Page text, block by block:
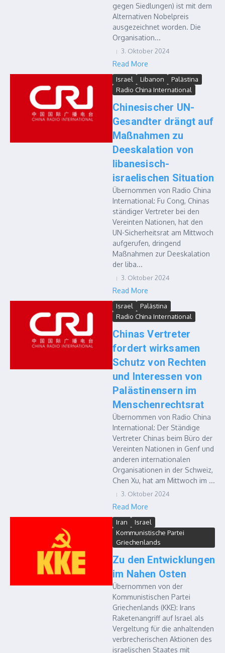
gegen Siedlungen) ist mit dem
Alternativen Nobelpreis
ausgezeichnet worden. Die
Organisation...
3. Oktober 2024
Read More
Israel Libanon
Palästina
Radio China International
Chinesischer UN-
Gesandter drängt auf
Maßnahmen zu
Deeskalation von
libanesisch-
israelischen Situation
Übernommen von Radio China
International: Fu Cong, Chinas
ständiger Vertreter bei den
Vereinten Nationen, hat den
UN-Sicherheitsrat am Mittwoch
aufgerufen, dringend
Maßnahmen zur Deeskalation
der liba...
3. Oktober 2024
Read More
Israel
Palästina
Radio China International
Chinas Vertreter
fordert wirksamen
Schutz von Rechten
und Interessen von
Palästinensern im
Menschenrechtsrat
Übernommen von Radio China
International: Der Ständige
Vertreter Chinas beim Büro der
Vereinten Nationen in Genf und
anderen internationalen
Organisationen in der Schweiz,
Chen Xu, hat am Mittwoch im ...
3. Oktober 2024
Read More
Iran
Israel
Kommunistische Partei
Griechenlands
Zu den Entwicklungen
im Nahen Osten
Übernommen von der
Kommunistischen Partei
Griechenlands (KKE): Irans
Raketenangriff auf Israel als
Vergeltung für die anhaltenden
verbrecherischen Aktionen des
israelischen Staates mit